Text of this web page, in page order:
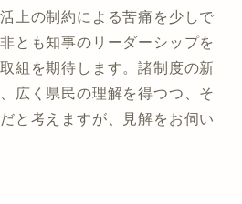
上の制約による苦痛を少しで
とも知事のリーダーシップを
組を期待します。諸制度の新
広く県民の理解を得つつ、そ
と考えますが、見解をお伺い